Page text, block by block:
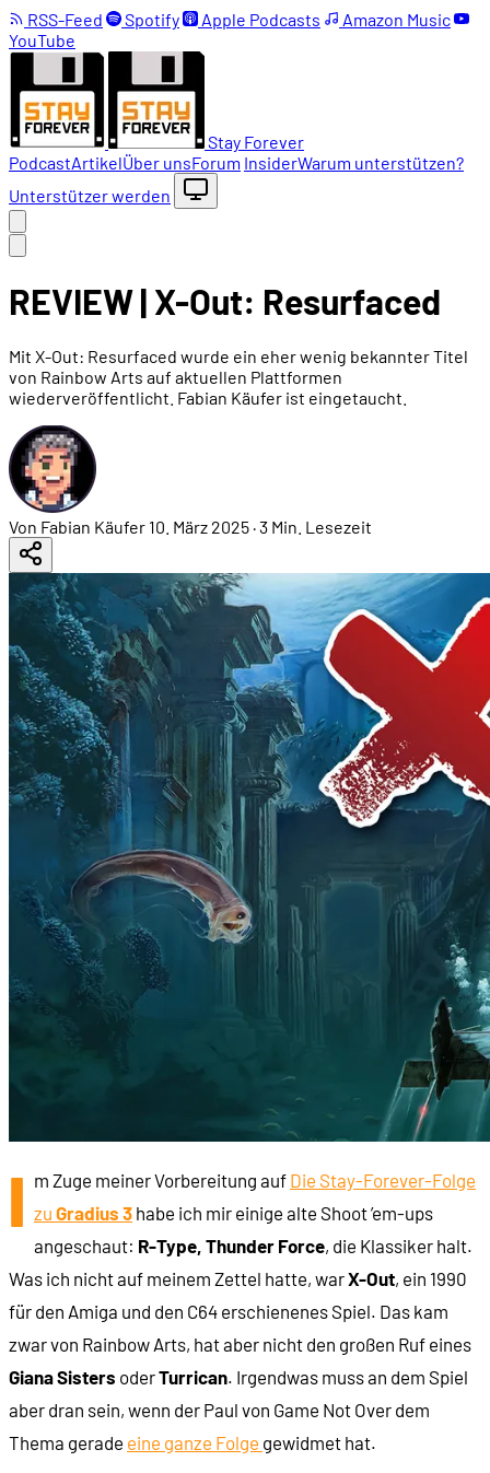
RSS-Feed Spotify Apple Podcasts
Amazon Music
YouTube
Stay Forever
PodcastArtikelÜber unsForum InsiderWarum unterstützen?
Unterstützer werden
REVIEW | X-Out: Resurfaced
Mit X-Out: Resurfaced wurde ein eher wenig bekannter Titel
von Rainbow Arts auf aktuellen Plattformen
wiederveröffentlicht. Fabian Käufer ist eingetaucht.
Von Fabian Käufer 10. März 2025 ·3 Min. Lesezeit
I m Zuge meiner Vorbereitung auf Die Stay-Forever-Folge
zu Gradius 3 habe ich mir einige alte Shoot ’em-ups
angeschaut: R-Type, Thunder Force, die Klassiker halt.
Was ich nicht auf meinem Zettel hatte, warX-Out, ein 1990
für den Amiga und den C64 erschienenes Spiel. Das kam
zwar von Rainbow Arts, hat aber nicht den großen Ruf eines
Giana Sisters oderTurrican. Irgendwas muss an dem Spiel
aber dran sein, wenn der Paul von Game Not Over dem
Thema gerade eine ganze Folge gewidmet hat.